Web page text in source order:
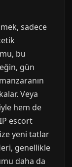
sadece
bu
gün
Veya
hem de
escort
yeni tatlar
genellikle
daha da